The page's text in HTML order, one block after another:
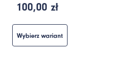
100,00 zł
Wybierz wariant